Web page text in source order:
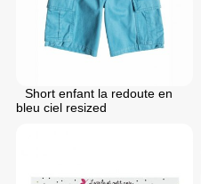
Short enfant la redoute en
bleu ciel resized